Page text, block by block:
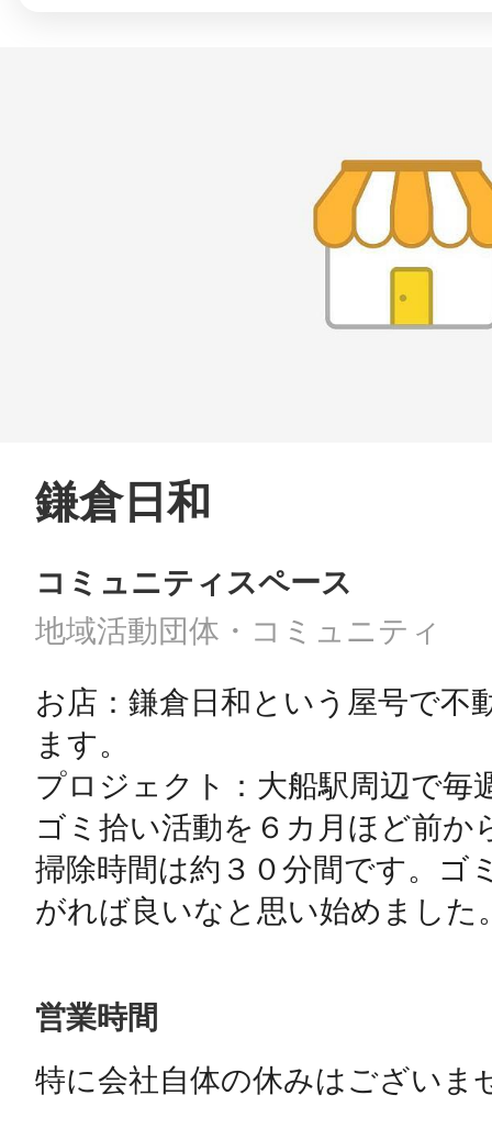
鎌倉日和
コミュニティスペース
地域活動団体・コミュニティ
お店：鎌倉日和という屋号で不
ます。
プロジェクト：大船駅周辺で毎
ゴミ拾い活動を６カ月ほど前か
掃除時間は約３０分間です。ゴ
がれば良いなと思い始めました
営業時間
特に会社自体の休みはございま